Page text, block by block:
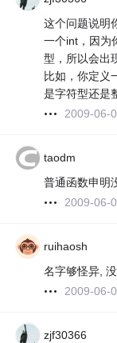
这个问题说明
一个int，因为
型，所以会出
比如，你定义
是字符型还是
2009-06-
taodm
普通函数申明
2009-06-
ruihaosh
名字够怪异,
2009-06-
zjf30366